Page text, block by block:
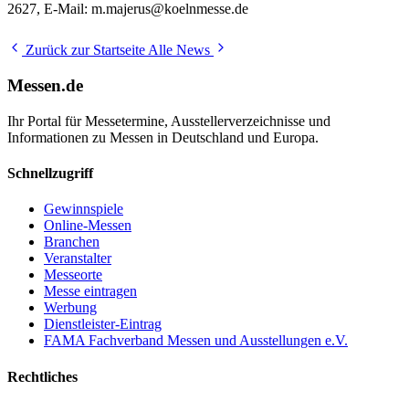
2627, E-Mail: m.majerus@koelnmesse.de
Zurück zur Startseite Alle News
Messen.de
Ihr Portal für Messetermine, Ausstellerverzeichnisse und
Informationen zu Messen in Deutschland und Europa.
Schnellzugriff
Gewinnspiele
Online-Messen
Branchen
Veranstalter
Messeorte
Messe eintragen
Werbung
Dienstleister-Eintrag
FAMA Fachverband Messen und Ausstellungen e.V.
Rechtliches